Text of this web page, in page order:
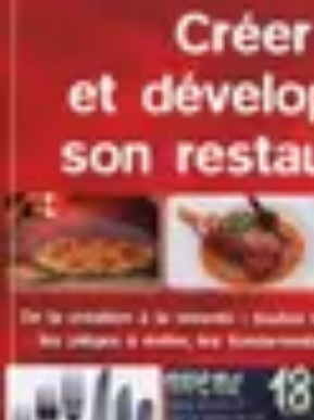
Conseils pratiques
Préparation à la revente Évaluation
Revente Cadeaux Noël